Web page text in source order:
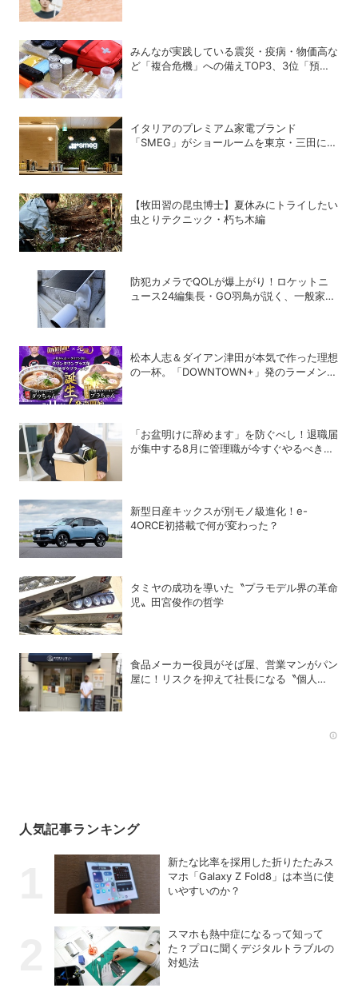
みんなが実践している震災・疫病・物価高な
ど「複合危機」への備えTOP3、3位「預貯
イタリアのプレミアム家電ブランド
「SMEG」がショールームを東京・三田にオ
【牧田習の昆虫博士】夏休みにトライしたい
虫とりテクニック・朽ち木編
防犯カメラでQOLが爆上がり！ロケットニ
ュース24編集長・GO羽鳥が説く、一般家庭
松本人志＆ダイアン津田が本気で作った理想
の一杯。「DOWNTOWN+」発のラーメンを
「お盆明けに辞めます」を防ぐべし！退職届
が集中する8月に管理職が今すぐやるべき対
新型日産キックスが別モノ級進化！e-
4ORCE初搭載で何が変わった？
タミヤの成功を導いた〝プラモデル界の革命
児〟田宮俊作の哲学
食品メーカー役員がそば屋、営業マンがパン
屋に！リスクを抑えて社長になる〝個人
人気記事ランキング
新たな比率を採用した折りたたみス
マホ「Galaxy Z Fold8」は本当に使
いやすいのか？
スマホも熱中症になるって知って
た？プロに聞くデジタルトラブルの
対処法